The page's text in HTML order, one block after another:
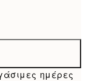
19,95 €
32,45 €
ημέρες